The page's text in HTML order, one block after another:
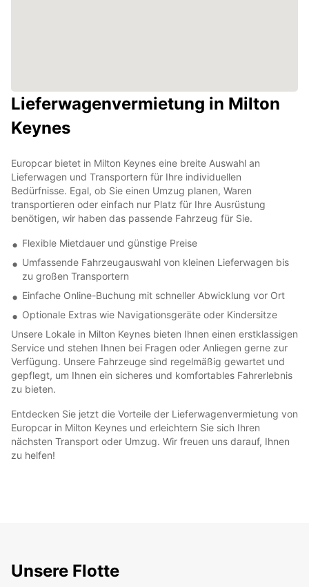
Lieferwagenvermietung in Milton
Keynes
Europcar bietet in Milton Keynes eine breite Auswahl an
Lieferwagen und Transportern für Ihre individuellen
Bedürfnisse. Egal, ob Sie einen Umzug planen, Waren
transportieren oder einfach nur Platz für Ihre Ausrüstung
benötigen, wir haben das passende Fahrzeug für Sie.
Flexible Mietdauer und günstige Preise
Umfassende Fahrzeugauswahl von kleinen Lieferwagen bis
zu großen Transportern
Einfache Online-Buchung mit schneller Abwicklung vor Ort
Optionale Extras wie Navigationsgeräte oder Kindersitze
Unsere Lokale in Milton Keynes bieten Ihnen einen erstklassigen
Service und stehen Ihnen bei Fragen oder Anliegen gerne zur
Verfügung. Unsere Fahrzeuge sind regelmäßig gewartet und
gepflegt, um Ihnen ein sicheres und komfortables Fahrerlebnis
zu bieten.
Entdecken Sie jetzt die Vorteile der Lieferwagenvermietung von
Europcar in Milton Keynes und erleichtern Sie sich Ihren
nächsten Transport oder Umzug. Wir freuen uns darauf, Ihnen
zu helfen!
Unsere Flotte